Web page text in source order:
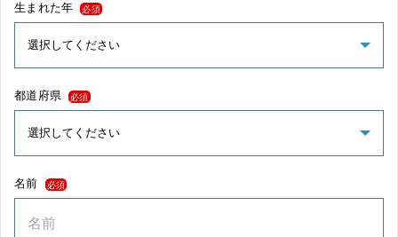
生まれた年 必須
都道府県 必須
名前 必須